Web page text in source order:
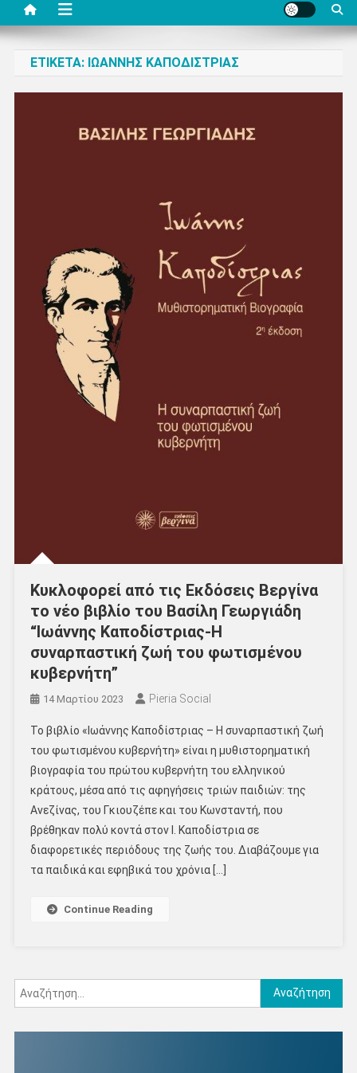
ΕΤΙΚΈΤΑ: ΙΩΆΝΝΗΣ ΚΑΠΟΔΊΣΤΡΙΑΣ
Κυκλοφορεί από τις Εκδόσεις Βεργίνα
το νέο βιβλίο του Βασίλη Γεωργιάδη
“Ιωάννης Καποδίστριας-Η
συναρπαστική ζωή του φωτισμένου
κυβερνήτη”
14 Μαρτίου 2023 Pieria Social
Το βιβλίο «Ιωάννης Καποδίστριας – Η συναρπαστική ζωή
του φωτισμένου κυβερνήτη» είναι η μυθιστορηματική
βιογραφία του πρώτου κυβερνήτη του ελληνικού
κράτους, μέσα από τις αφηγήσεις τριών παιδιών: της
Ανεζίνας, του Γκιουζέπε και του Κωνσταντή, που
βρέθηκαν πολύ κοντά στον Ι. Καποδίστρια σε
διαφορετικές περιόδους της ζωής του. Διαβάζουμε για
τα παιδικά και εφηβικά του χρόνια […]
Continue Reading
Αναζήτηση
για: